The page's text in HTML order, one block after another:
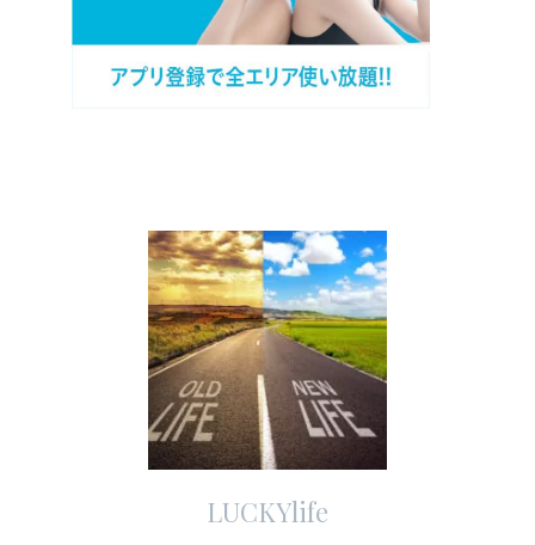
LUCKYlife